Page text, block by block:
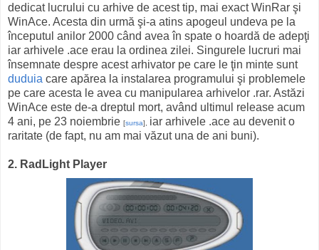
dedicat lucrului cu arhive de acest tip, mai exact WinRar şi
WinAce. Acesta din urmă şi-a atins apogeul undeva pe la
începutul anilor 2000 când avea în spate o hoardă de adepţi
iar arhivele .ace erau la ordinea zilei. Singurele lucruri mai
însemnate despre acest arhivator pe care le ţin minte sunt
duduia care apărea la instalarea programului şi problemele
pe care acesta le avea cu manipularea arhivelor .rar. Astăzi
WinAce este de-a dreptul mort, având ultimul release acum
4 ani, pe 23 noiembrie [sursa], iar arhivele .ace au devenit o
raritate (de fapt, nu am mai văzut una de ani buni).
2. RadLight Player